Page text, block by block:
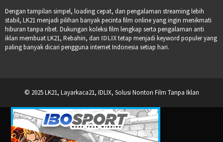
Dengan tampilan simpel, loading cepat, dan pengalaman streaming lebih
stabil, LK21 menjadi pilihan banyak pecinta film online yang ingin menikmati
hiburan tanpa ribet. Dukungan koleksi film lengkap serta pengalaman anti
iklan membuat LK21, Rebahin, dan IDLIXtetap menjadi keyword populer yang
paling banyak dicari pengguna internet Indonesia setiap hari.
© 2025 LK21, Layarkaca21, IDLIX, Solusi Nonton Film Tanpa Iklan